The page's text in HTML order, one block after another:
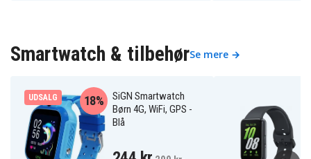
Smartwatch & tilbehørSe mere →
UDSALG
SiGN Smartwatch
Børn 4G, WiFi, GPS -
Blå
18%